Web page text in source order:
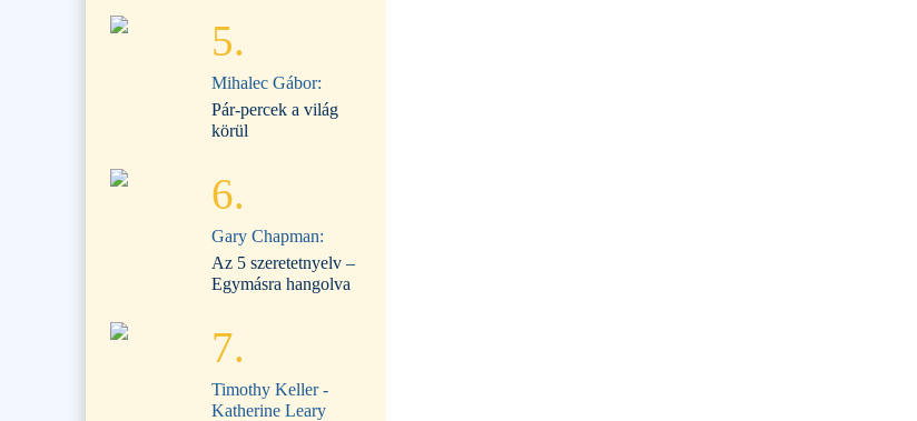
5.
Mihalec Gábor:
Pár-percek a világ
körül
6.
Gary Chapman:
Az 5 szeretetnyelv –
Egymásra hangolva
7.
Timothy Keller -
Katherine Leary